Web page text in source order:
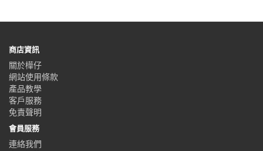
商店資訊
關於樺仔
網站使用條款
產品教學
客戶服務
免責聲明
會員服務
連絡我們